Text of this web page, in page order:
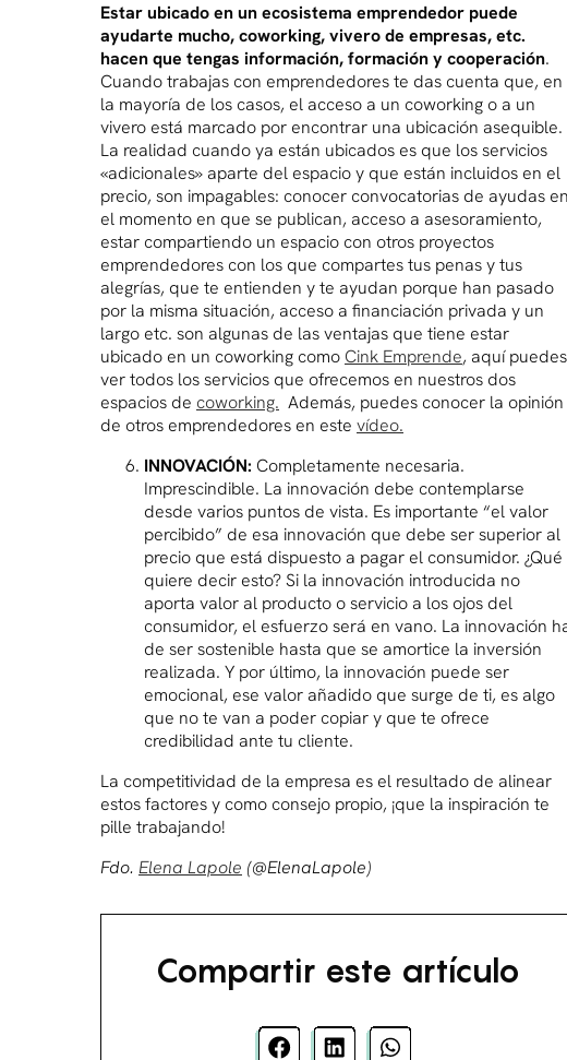
Estar ubicado en un ecosistema emprendedor puede
ayudarte mucho, coworking, vivero de empresas, etc.
hacen que tengas información, formación y cooperación.
Cuando trabajas con emprendedores te das cuenta que, en
la mayoría de los casos, el acceso a un coworking o a un
vivero está marcado por encontrar una ubicación asequible.
La realidad cuando ya están ubicados es que los servicios
«adicionales» aparte del espacio y que están incluidos en el
precio, son impagables: conocer convocatorias de ayudas en
el momento en que se publican, acceso a asesoramiento,
estar compartiendo un espacio con otros proyectos
emprendedores con los que compartes tus penas y tus
alegrías, que te entienden y te ayudan porque han pasado
por la misma situación, acceso a financiación privada y un
largo etc. son algunas de las ventajas que tiene estar
ubicado en un coworking como Cink Emprende, aquí puedes
ver todos los servicios que ofrecemos en nuestros dos
espacios de coworking. Además, puedes conocer la opinión
de otros emprendedores en este vídeo.
INNOVACIÓN: Completamente necesaria.
Imprescindible. La innovación debe contemplarse
desde varios puntos de vista. Es importante “el valor
percibido” de esa innovación que debe ser superior al
precio que está dispuesto a pagar el consumidor. ¿Qué
quiere decir esto? Si la innovación introducida no
aporta valor al producto o servicio a los ojos del
consumidor, el esfuerzo será en vano. La innovación
de ser sostenible hasta que se amortice la inversión
realizada. Y por último, la innovación puede ser
emocional, ese valor añadido que surge de ti, es algo
que no te van a poder copiar y que te ofrece
credibilidad ante tu cliente.
La competitividad de la empresa es el resultado de alinear
estos factores y como consejo propio, ¡que la inspiración te
pille trabajando!
Fdo. Elena Lapole (@ElenaLapole)
Compartir este artículo